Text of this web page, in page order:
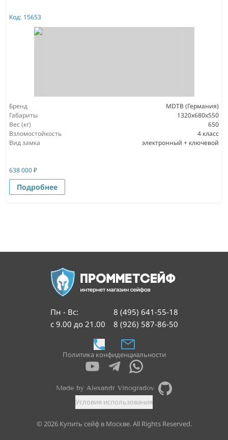
Код: 15653
Бренд
MDTB (Германия)
Габариты
1320x680x550
Вес (кг)
650
Взломостойкость
4 класс
Вид замка
электронный + ключевой
638 000₽
Подробнее
Пн - Вс:
с 9.00 до 21.00
8 (495) 641-55-18
8 (926) 587-86-50
Политика конфиденциальности
Условия использования
© 2026Купить сейф в Москве. All Rights Reserved.
Made by Alexandr Vinogradov